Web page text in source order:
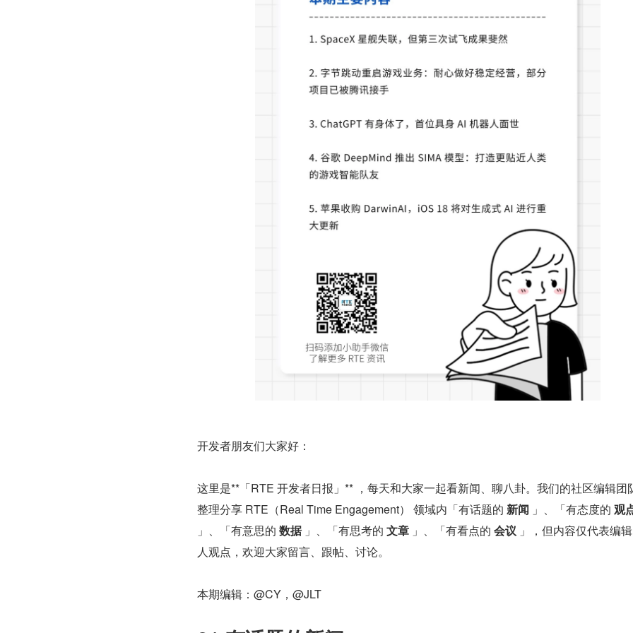
开发者朋友们大家好：
这里是**「RTE 开发者日报」** ，每天和大家一起看新闻、聊八卦。我们的社区编辑团
整理分享 RTE（Real Time Engagement） 领域内「有话题的 新闻 」、「有态度的 观
」、「有意思的 数据 」、「有思考的 文章 」、「有看点的 会议 」，但内容仅代表编
人观点，欢迎大家留言、跟帖、讨论。
本期编辑：@CY，@JLT